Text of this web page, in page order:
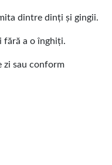
dintre dinți și gingii.
fără a o înghiți.
zi sau conform